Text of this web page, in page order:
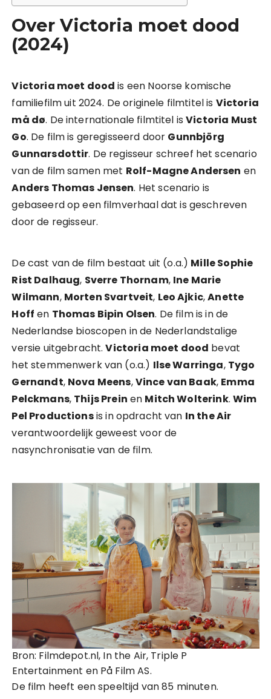
Over Victoria moet dood
(2024)
Victoria moet dood is een Noorse komische
familiefilm uit 2024. De originele filmtitel is Victoria
må dø. De internationale filmtitel isVictoria Must
Go. De film is geregisseerd door Gunnbjörg
Gunnarsdottir. De regisseur schreef het scenario
van de film samen met Rolf-Magne Andersen en
Anders Thomas Jensen. Het scenario is
gebaseerd op een filmverhaal dat is geschreven
door de regisseur.
De cast van de film bestaat uit (o.a.) Mille Sophie
Rist Dalhaug, Sverre Thornam, Ine Marie
Wilmann, Morten Svartveit, Leo Ajkic,Anette
Hoff en Thomas Bipin Olsen. De film is in de
Nederlandse bioscopen in de Nederlandstalige
versie uitgebracht.Victoria moet dood bevat
het stemmenwerk van (o.a.) Ilse Warringa, Tygo
Gernandt, Nova Meens,Vince van Baak, Emma
Pelckmans, Thijs Prein en Mitch Wolterink. Wim
Pel Productionsis in opdracht van In the Air
verantwoordelijk geweest voor de
nasynchronisatie van de film.
Bron: Filmdepot.nl, In the Air, Triple P
Entertainment en På Film AS.
De film heeft een speeltijd van 85 minuten.